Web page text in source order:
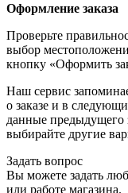
Оформление заказа
Проверьте
выбор
кнопку «Оформить
Наш сервис
о заказе и в
данные предыдущего
выбирайте другие
Задать вопрос
Вы можете задать
или работе магазина.